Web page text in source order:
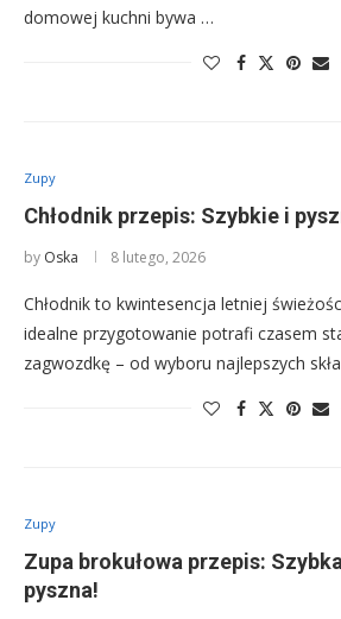
domowej kuchni bywa …
Zupy
Chłodnik przepis: Szybkie i
by Oska 8 lutego, 2026
Chłodnik to kwintesencja letniej
idealne przygotowanie potrafi czasem
zagwozdkę – od wyboru najlepszych
Zupy
Zupa brokułowa przepis:
pyszna!